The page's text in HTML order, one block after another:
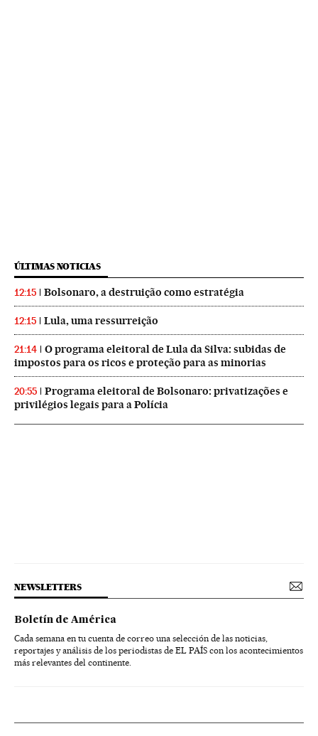
ÚLTIMAS NOTICIAS
12:15 Bolsonaro, a destruição como estratégia
12:15 Lula, uma ressurreição
21:14
O programa eleitoral de Lula da Silva: subidas de
impostos para os ricos e proteção para as minorias
20:55
Programa eleitoral de Bolsonaro: privatizações e
privilégios legais para a Polícia
NEWSLETTERS
Boletín de América
Cada semana en tu cuenta de correo una selección de las noticias,
reportajes y análisis de los periodistas de EL PAÍS con los acontecimientos
más relevantes del continente.